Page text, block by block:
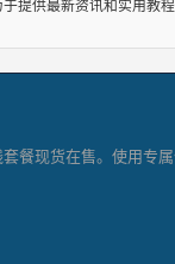
提供最新资讯和实用教
餐现货在售。使用专